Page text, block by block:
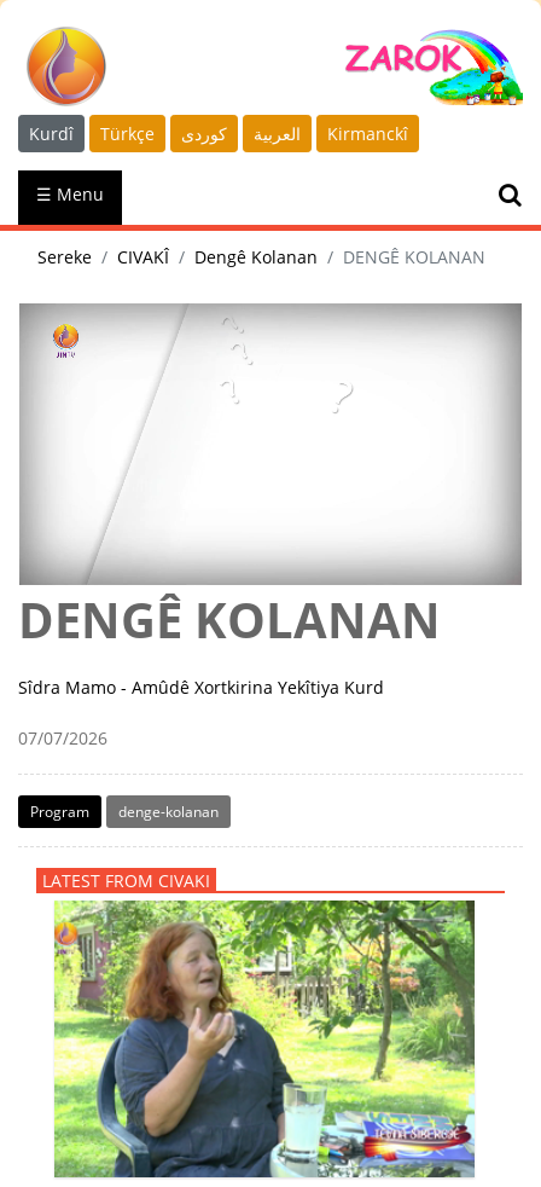
Kurdî Türkçe كوردى العربية Kirmanckî
☰ Menu
Sereke CIVAKÎ Dengê Kolanan DENGÊ KOLANAN
DENGÊ KOLANAN
Sîdra Mamo - Amûdê Xortkirina Yekîtiya Kurd
07/07/2026
Program denge-kolanan
LATEST FROM CIVAKI